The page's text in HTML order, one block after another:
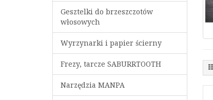
Noże, ostrza NT Cutter
Maty podkładowe NT Cutter
Gesztelki do brzeszczotów
włosowych
Wyrzynarki i papier ścierny
Frezy, tarcze SABURRTOOTH
Narzędzia MANPA